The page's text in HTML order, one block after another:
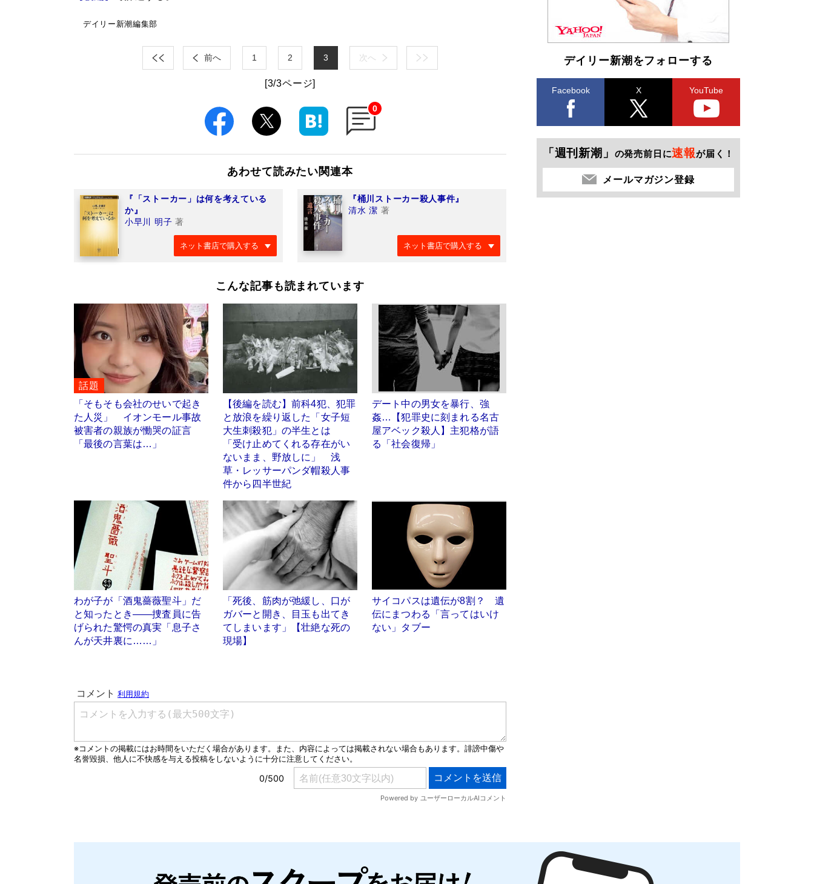
デイリー新潮編集部
前へ 1 2 3 次へ
[3/3ページ]
0
あわせて読みたい関連本
『「ストーカー」は何を考えている
か』
小早川 明子 著
ネット書店で購入する
『桶川ストーカー殺人事件』
清水 潔 著
ネット書店で購入する
こんな記事も読まれています
話題
「そもそも会社のせいで起き
た人災」 イオンモール事故
被害者の親族が慟哭の証言
「最後の言葉は…」
【後編を読む】前科4犯、犯罪
と放浪を繰り返した「女子短
大生刺殺犯」の半生とは
「受け止めてくれる存在がい
ないまま、野放しに」 浅
草・レッサーパンダ帽殺人事
件から四半世紀
デート中の男女を暴行、強
姦…【犯罪史に刻まれる名古
屋アベック殺人】主犯格が語
る「社会復帰」
わが子が「酒鬼薔薇聖斗」だ
と知ったとき――捜査員に告
げられた驚愕の真実「息子さ
んが天井裏に……」
「死後、筋肉が弛緩し、口が
ガバーと開き、目玉も出てき
てしまいます」【壮絶な死の
現場】
サイコパスは遺伝が8割？ 遺
伝にまつわる「言ってはいけ
ない」タブー
デイリー新潮をフォローする
Facebook X YouTube
「週刊新潮」 の発売前日に速報が届く！
メールマガジン登録